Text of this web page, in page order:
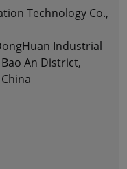
Technology Co.,
Industrial
An District,